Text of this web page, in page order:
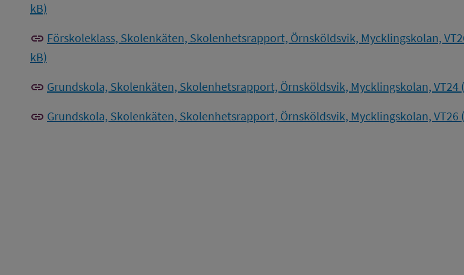
kB)
link Förskoleklass, Skolenkäten, Skolenhetsrapport, Örnsköldsvik, Mycklingskolan,
kB)
link Grundskola, Skolenkäten, Skolenhetsrapport, Örnsköldsvik, Mycklingskolan, VT24
link Grundskola, Skolenkäten, Skolenhetsrapport, Örnsköldsvik, Mycklingskolan, VT26